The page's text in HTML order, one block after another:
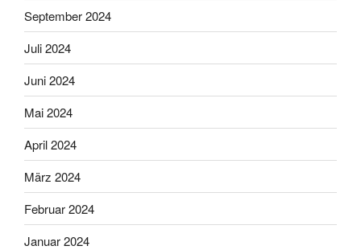
September 2024
Juli 2024
Juni 2024
Mai 2024
April 2024
März 2024
Februar 2024
Januar 2024